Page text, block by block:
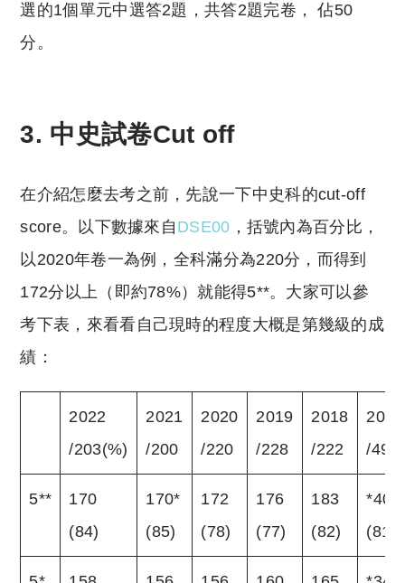
選的1個單元中選答2題，共答2題完卷， 佔50
分。
3. 中史試卷Cut off
在介紹怎麼去考之前，先說一下中史科的cut-off
score。以下數據來自 DSE00 ，括號內為百分比，
以2020年卷一為例，全科滿分為220分，而得到
172分以上（即約78%）就能得5**。大家可以參
考下表，來看看自己現時的程度大概是第幾級的成
績：
2022
/203(%)
2021
/200
2020
/220
2019
/228
2018
/222
2017
/499
5**
170
(84)
170*
(85)
172
(78)
176
(77)
183
(82)
*403
(81)